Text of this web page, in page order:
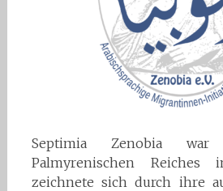
Septimia Zenobia
Palmyrenischen
zeichnete sich durch ihre